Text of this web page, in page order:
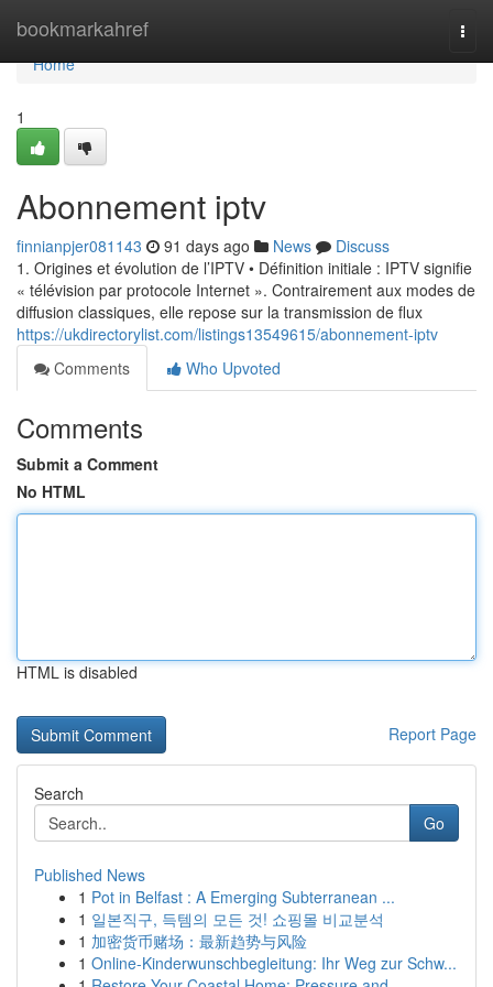
bookmarkahref
Home
Home
1
Abonnement iptv
finnianpjer081143 91 days ago News
Discuss
1. Origines et évolution de l’IPTV • Définition initiale : IPTV signifie
« télévision par protocole Internet ». Contrairement aux modes de
diffusion classiques, elle repose sur la transmission de flux
https://ukdirectorylist.com/listings13549615/abonnement-iptv
Comments
Who Upvoted
Comments
Submit a Comment
No HTML
HTML is disabled
Report Page
Search
Go
Published News
1 Pot in Belfast : A Emerging Subterranean ...
1 일본직구, 득템의 모든 것! 쇼핑몰 비교분석
1 加密货币赌场：最新趋势与风险
1 Online-Kinderwunschbegleitung: Ihr Weg zur Schw...